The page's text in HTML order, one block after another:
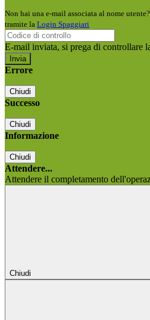
Non hai una e-mail associata al nome
tramite la Login Spaggiari
E-mail inviata, si prega di controllare
Errore
Chiudi
Successo
Chiudi
Informazione
Chiudi
Attendere...
Attendere il completamento
Chiudi